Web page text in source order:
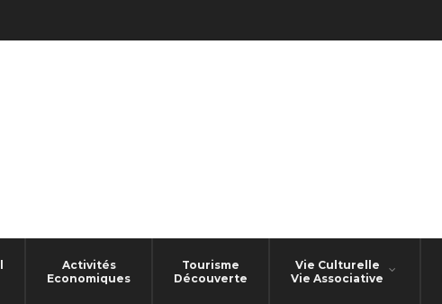
Activités
Economiques
Tourisme
Découverte
Vie Culturelle
Vie Associative